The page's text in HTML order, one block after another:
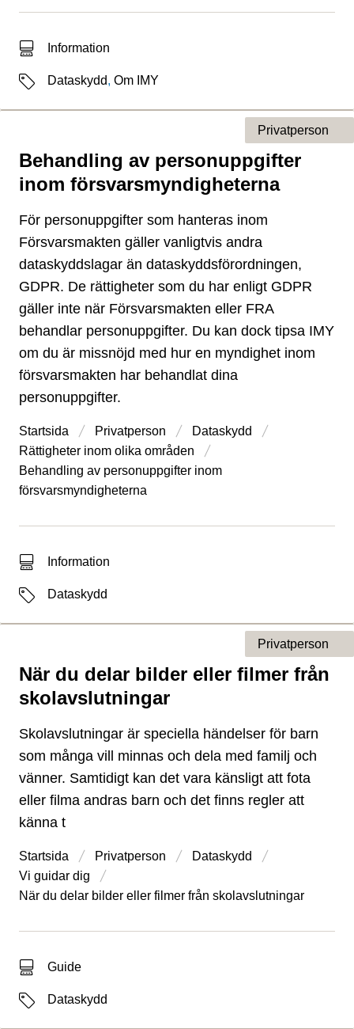
Typ av sökträff
Information
EtiketterDataskydd, Om IMY
Behandling av personuppgifter
inom försvarsmyndigheterna
Typ av sida
Privatperson
För personuppgifter som hanteras inom
Försvarsmakten gäller vanligtvis andra
dataskyddslagar än dataskyddsförordningen,
GDPR. De rättigheter som du har enligt GDPR
gäller inte när Försvarsmakten eller FRA
behandlar personuppgifter. Du kan dock tipsa IMY
om du är missnöjd med hur en myndighet inom
försvarsmakten har behandlat dina
personuppgifter.
Startsida Privatperson
Dataskydd
Rättigheter inom olika områden
Behandling av personuppgifter inom
försvarsmyndigheterna
Typ av sökträff
Information
EtiketterDataskydd
När du delar bilder eller filmer från
skolavslutningar
Typ av sida
Privatperson
Skolavslutningar är speciella händelser för barn
som många vill minnas och dela med familj och
vänner. Samtidigt kan det vara känsligt att fota
eller filma andras barn och det finns regler att
känna t
Startsida Privatperson
Dataskydd
Vi guidar dig
När du delar bilder eller filmer från skolavslutningar
Typ av sökträff
Guide
EtiketterDataskydd